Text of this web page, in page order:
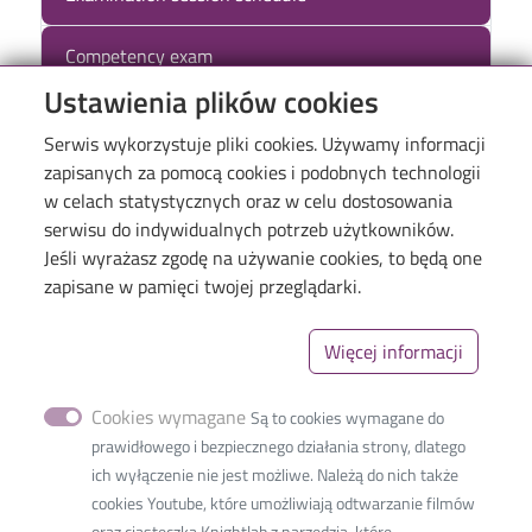
Ustawienia plików cookies
Serwis wykorzystuje pliki cookies. Używamy informacji
zapisanych za pomocą cookies i podobnych technologii
w celach statystycznych oraz w celu dostosowania
serwisu do indywidualnych potrzeb użytkowników.
Jeśli wyrażasz zgodę na używanie cookies, to będą one
zapisane w pamięci twojej przeglądarki.
Więcej informacji
Cookies wymagane Są to cookies wymagane do
prawidłowego i bezpiecznego działania strony, dlatego
ich wyłączenie nie jest możliwe. Należą do nich także
cookies Youtube, które umożliwiają odtwarzanie filmów
Competency exam
Menu
Library of TUL
Accessibility statement